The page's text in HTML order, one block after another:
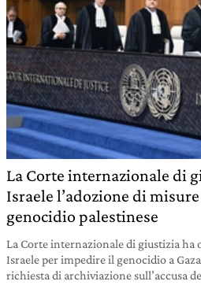
La Corte internazionale di
Israele l’adozione di
genocidio palestinese
La Corte internazionale di giustizia ha
Israele per impedire il genocidio a
richiesta di archiviazione sull’accusa